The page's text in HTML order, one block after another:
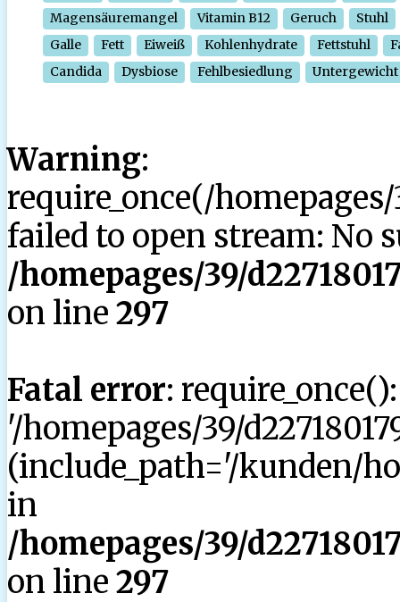
Magensäuremangel
Vitamin B12 Geruch
Stuhl
Galle
Fett Eiweiß Kohlenhydrate Fettstuhl
Candida
Dysbiose Fehlbesiedlung Untergewicht
Warning:
require_once(/
failed to open stream: No
/homepages/39/
on line 297
Fatal error:
'/homepages/39/
(include_path='/kunden/
in
/homepages/39/
on line 297